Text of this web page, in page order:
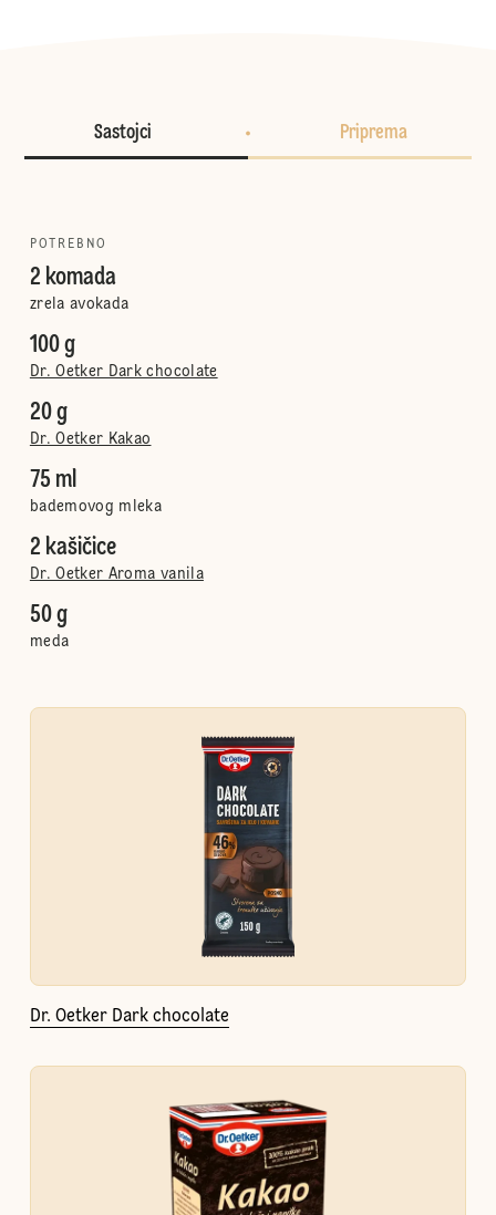
Sastojci Priprema
POTREBNO
2 komada
zrela avokada
100 g
Dr. Oetker Dark chocolate
20 g
Dr. Oetker Kakao
75 ml
bademovog mleka
2 kašičice
Dr. Oetker Aroma vanila
50 g
meda
Dr. Oetker Dark chocolate